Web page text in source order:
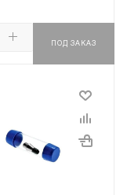
ПОД ЗАКАЗ